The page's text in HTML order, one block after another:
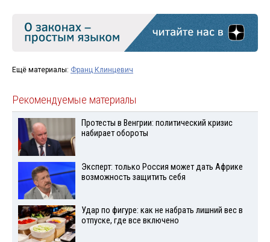
Ещё материалы: Франц Клинцевич
Рекомендуемые материалы
Протесты в Венгрии: политический кризис
набирает обороты
Эксперт: только Россия может дать Африке
возможность защитить себя
Удар по фигуре: как не набрать лишний вес в
отпуске, где все включено